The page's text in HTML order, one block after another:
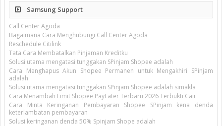
Samsung Support
Call Center Agoda
Bagaimana Cara Menghubungi Call Center Agoda
Reschedule Citilink
Tata Cara Membatalkan Pinjaman Kreditku
Solusi utama mengatasi tunggakan SPinjam Shopee adalah
Cara Menghapus Akun Shopee Permanen untuk Mengakhiri SPinjam
adalah
Solusi utama mengatasi tunggakan SPinjam Shopee adalah simakla
Cara Menambah Limit Shopee PayLater Terbaru 2026 Terbukti Cair
Cara Minta Keringanan Pembayaran Shopee SPinjam kena denda
keterlambatan pembayaran
Solusi keringanan denda 50% Spinjam Shope adalah